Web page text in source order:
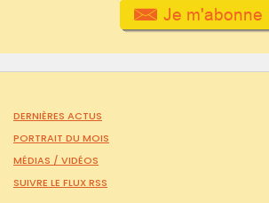
DERNIÈRES ACTUS
PORTRAIT DU MOIS
MÉDIAS / VIDÉOS
SUIVRE LE FLUX RSS